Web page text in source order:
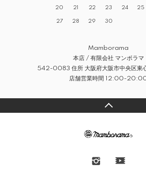
20 21 22 23 24 25
27 28 29 30
Mamborama
本店 / 有限会社 マンボラマ
542-0083 住所 大阪府大阪市中央区東
店舗営業時間 12:00-